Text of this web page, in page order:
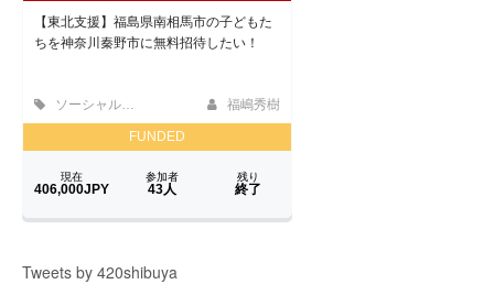
Tweets by 420shibuya